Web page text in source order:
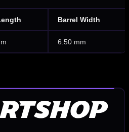
Barrel Width
6.50 mm